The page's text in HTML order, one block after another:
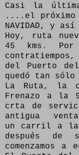
Casi la
....el próximo
NAVIDAD, y así
Hoy, ruta
45 kms.
del Puerto
quedó tan sólo
La Ruta, la
Frenazo a la
crta de
antigua
un carril a la
después de
comenzamos